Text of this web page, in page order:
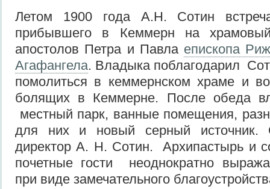
Летом 1900 года А.Н. Сотин
прибывшего в Кеммерн на
апостолов Петра и Павла епископа
Агафангела. Владыка поблагодарил
помолиться в кеммернском храме и
болящих в Кеммерне. После обеда
местный парк, ванные помещения,
для них и новый серный источник.
директор А. Н. Сотин. Архипастырь и
почетные гости неоднократно
при виде замечательного